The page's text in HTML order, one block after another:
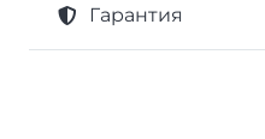
Гарантия